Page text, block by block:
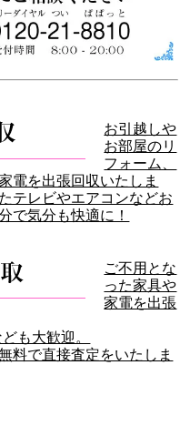
お引越しや
お部屋のリ
フォーム、
電を出張回収いたしま
テレビやエアコンなどお
で気分も快適に！
ご不用とな
った家具や
家電を出張
も大歓迎。
料で直接査定をいたしま